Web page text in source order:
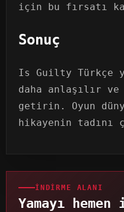
için bu fırsatı
Sonuç
Is Guilty Türkçe
daha anlaşılır
getirin. Oyun
hikayenin tadını
İNDIRME ALANI
Yamayı